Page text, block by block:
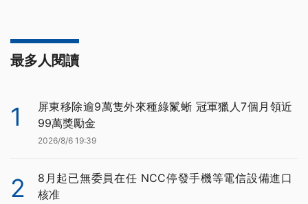
最多人閱讀
1
屏東移除逾9萬隻外來種綠鬣蜥 冠軍獵人7個月領近
99萬獎勵金
2026/8/6 19:39
2
8月起已無委員在任 NCC停發手機等電信設備進口
核准